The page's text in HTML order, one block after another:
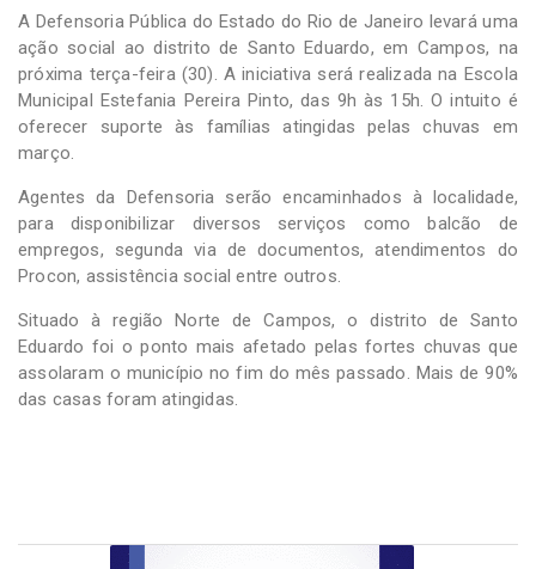
A Defensoria Pública do Estado do Rio de Janeiro levará uma
ação social ao distrito de Santo Eduardo, em Campos, na
próxima terça-feira (30). A iniciativa será realizada na Escola
Municipal Estefania Pereira Pinto, das 9h às 15h. O intuito é
oferecer suporte às famílias atingidas pelas chuvas em
março.
Agentes da Defensoria serão encaminhados à localidade,
para disponibilizar diversos serviços como balcão de
empregos, segunda via de documentos, atendimentos do
Procon, assistência social entre outros.
Situado à região Norte de Campos, o distrito de Santo
Eduardo foi o ponto mais afetado pelas fortes chuvas que
assolaram o município no fim do mês passado. Mais de 90%
das casas foram atingidas.